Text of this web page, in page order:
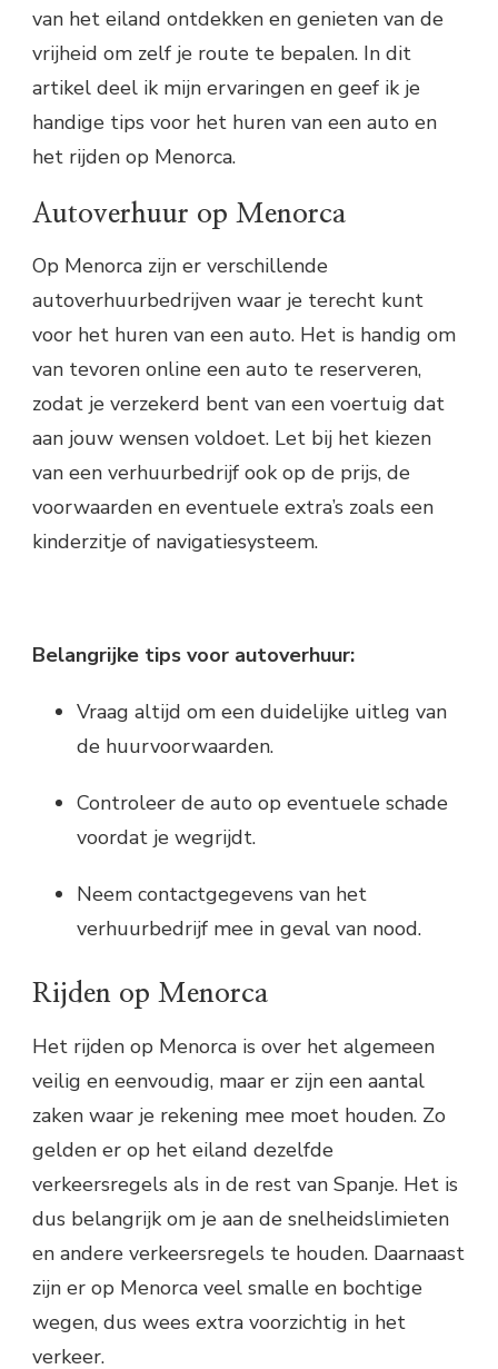
van het eiland ontdekken en genieten van de
vrijheid om zelf je route te bepalen. In dit
artikel deel ik mijn ervaringen en geef ik je
handige tips voor het huren van een auto en
het rijden op Menorca.
Autoverhuur op Menorca
Op Menorca zijn er verschillende
autoverhuurbedrijven waar je terecht kunt
voor het huren van een auto. Het is handig om
van tevoren online een auto te reserveren,
zodat je verzekerd bent van een voertuig dat
aan jouw wensen voldoet. Let bij het kiezen
van een verhuurbedrijf ook op de prijs, de
voorwaarden en eventuele extra’s zoals een
kinderzitje of navigatiesysteem.
Belangrijke tips voor autoverhuur:
Vraag altijd om een duidelijke uitleg van
de huurvoorwaarden.
Controleer de auto op eventuele schade
voordat je wegrijdt.
Neem contactgegevens van het
verhuurbedrijf mee in geval van nood.
Rijden op Menorca
Het rijden op Menorca is over het algemeen
veilig en eenvoudig, maar er zijn een aantal
zaken waar je rekening mee moet houden. Zo
gelden er op het eiland dezelfde
verkeersregels als in de rest van Spanje. Het is
dus belangrijk om je aan de snelheidslimieten
en andere verkeersregels te houden. Daarnaast
zijn er op Menorca veel smalle en bochtige
wegen, dus wees extra voorzichtig in het
verkeer.